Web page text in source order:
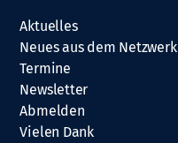
Aktuelles
Neues aus dem Netzwerk
Termine
Newsletter
Abmelden
Vielen Dank